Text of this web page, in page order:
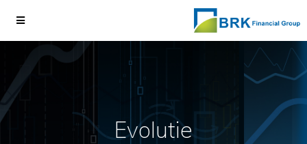
Evolutie